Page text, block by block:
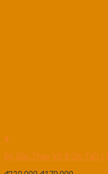
+
Bộ Đầu Tháo Vít 8 Chi Tiết |